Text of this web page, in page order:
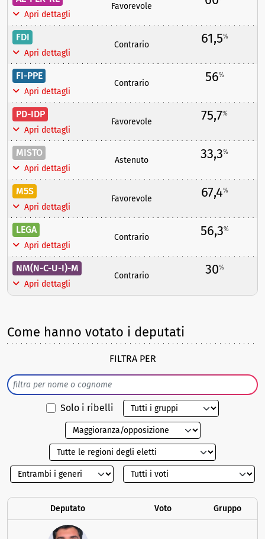
Apri dettagli
Favorevole
FDI
Apri dettagli
Contrario 61,5%
FI-PPE
Apri dettagli
Contrario 56%
PD-IDP
Apri dettagli
Favorevole 75,7%
MISTO
Apri dettagli
Astenuto 33,3%
M5S
Apri dettagli
Favorevole 67,4%
LEGA
Apri dettagli
Contrario 56,3%
NM(N-C-U-I)-M
Apri dettagli
Contrario 30%
Come hanno votato i deputati
FILTRA PER
Solo i ribelli
Deputato Voto Gruppo